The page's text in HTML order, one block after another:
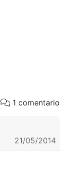
1 comentario
21/05/2014